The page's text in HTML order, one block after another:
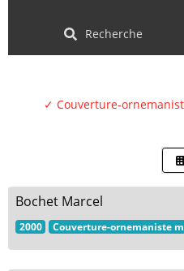
Recherche
✓ Couverture-
Bochet Marcel
2000 Couverture-ornemaniste